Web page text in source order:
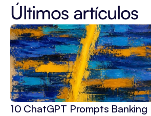
Últimos artículos
10 ChatGPT Prompts Banking